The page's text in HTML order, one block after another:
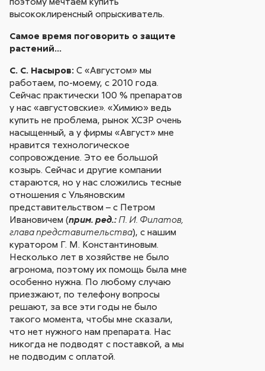
высококлиренсный опрыскиватель.
Самое время поговорить о защите
растений…
С. С. Насыров:С «Августом» мы
работаем, по-моему, с 2010 года.
Сейчас практически 100 % препаратов
у нас «августовские». «Химию» ведь
купить не проблема, рынок ХСЗР очень
насыщенный, а у фирмы «Август» мне
нравится технологическое
сопровождение. Это ее большой
козырь. Сейчас и другие компании
стараются, но у нас сложились тесные
отношения с Ульяновским
представительством – с Петром
Ивановичем (прим. ред.: П. И. Филатов,
глава представительства), с нашим
куратором Г. М. Константиновым.
Несколько лет в хозяйстве не было
агронома, поэтому их помощь была мне
особенно нужна. По любому случаю
приезжают, по телефону вопросы
решают, за все эти годы не было
такого момента, чтобы мне сказали,
что нет нужного нам препарата. Нас
никогда не подводят с поставкой, а мы
не подводим с оплатой.